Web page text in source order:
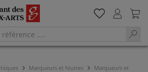
Marqueurs et feutres
Marqueurs et